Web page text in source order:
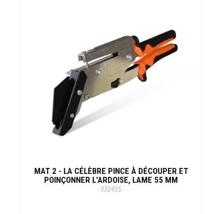
MAT 2 - LA CÉLÈBRE PINCE À DÉCOUPER ET
POINÇONNER L'ARDOISE, LAME 55 MM
- 032455 -